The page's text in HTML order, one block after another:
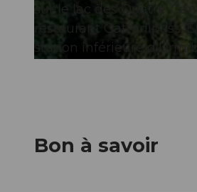
sur le lac des Quatre-
restaurant Gätterlipass.
station inférieure
Bon à savoir